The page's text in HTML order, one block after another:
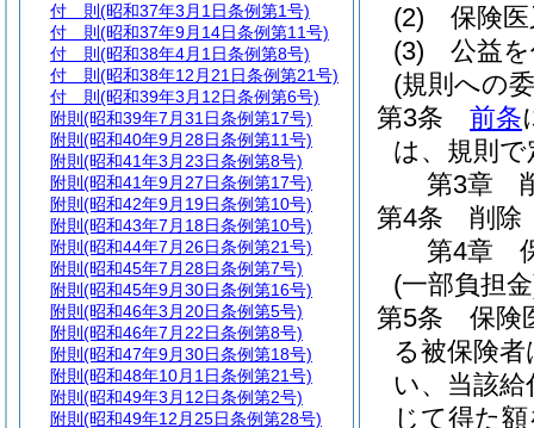
(2)
保険
(3)
公益
(規則への
第3条
前条
は、規則
第3章
第4条
削除
第4章
(一部負担
第5条
保険
る被保険
い、当該
じて得た
付 則 (昭和37年3月1日条例第1号)
付 則 (昭和37年9月14日条例第11号)
付 則 (昭和38年4月1日条例第8号)
付 則 (昭和38年12月21日条例第21号)
付 則 (昭和39年3月12日条例第6号)
附則 (昭和39年7月31日条例第17号)
附則 (昭和40年9月28日条例第11号)
附則 (昭和41年3月23日条例第8号)
附則 (昭和41年9月27日条例第17号)
附則 (昭和42年9月19日条例第10号)
附則 (昭和43年7月18日条例第10号)
附則 (昭和44年7月26日条例第21号)
附則 (昭和45年7月28日条例第7号)
附則 (昭和45年9月30日条例第16号)
附則 (昭和46年3月20日条例第5号)
附則 (昭和46年7月22日条例第8号)
附則 (昭和47年9月30日条例第18号)
附則 (昭和48年10月1日条例第21号)
附則 (昭和49年3月12日条例第2号)
附則 (昭和49年12月25日条例第28号)